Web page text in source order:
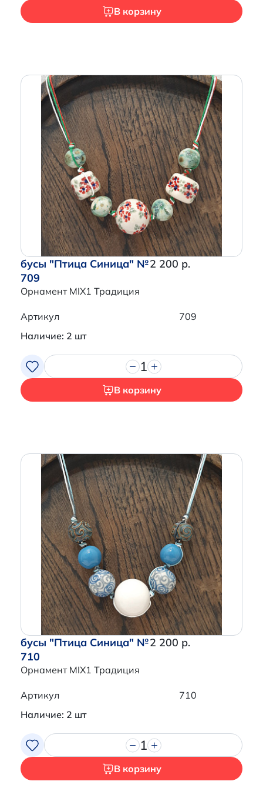
Итого:
Продолжить покупки
Перейти в корзину
В корзину
бусы "Птица Синица" №
709
Орнамент MIX1 Традиция
2 200 р.
Артикул
709
Наличие: 2 шт
1
В корзину
бусы "Птица Синица" №
710
Орнамент MIX1 Традиция
2 200 р.
Артикул
710
Наличие: 2 шт
1
В корзину